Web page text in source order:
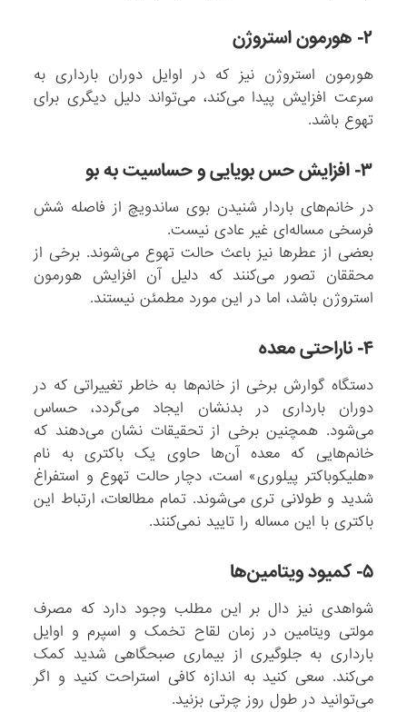
۲- هورمون استروژن
هورمون استروژن نیز که در اوایل دوران بارداری به
سرعت افزایش پیدا می‌کند، می‌تواند دلیل دیگری برای
تهوع باشد.
۳- افزایش حس بویایی و حساسیت به بو
در خانم‌های باردار شنیدن بوی ساندویچ از فاصله شش
فرسخی مساله‌ای غیر عادی نیست.
بعضی از عطر‌ها نیز باعث حالت تهوع می‌شوند. برخی از
محققان تصور می‌کنند که دلیل آن افزایش هورمون
استروژن باشد، اما در این مورد مطمئن نیستند.
۴- ناراحتی معده
دستگاه گوارش برخی از خانم‌ها به خاطر تغییراتی که در
دوران بارداری در بدنشان ایجاد می‌گردد، حساس
می‌شود. همچنین برخی از تحقیقات نشان می‌دهند که
خانم‌هایی که معده آن‌ها حاوی یک باکتری به نام
«هلیکوباکتر پیلوری» است، دچار حالت تهوع و استفراغ
شدید و طولانی تری می‌شوند. تمام مطالعات، ارتباط این
باکتری با این مساله را تایید نمی‌کنند.
۵- کمیود ویتامین‌ها
شواهدی نیز دال بر این مطلب وجود دارد که مصرف
مولتی ویتامین در زمان لقاح تخمک و اسپرم و اوایل
بارداری به جلوگیری از بیماری صبحگاهی شدید کمک
می‌کند. سعی کنید به اندازه کافی استراحت کنید و اگر
می‌توانید در طول روز چرتی بزنید.